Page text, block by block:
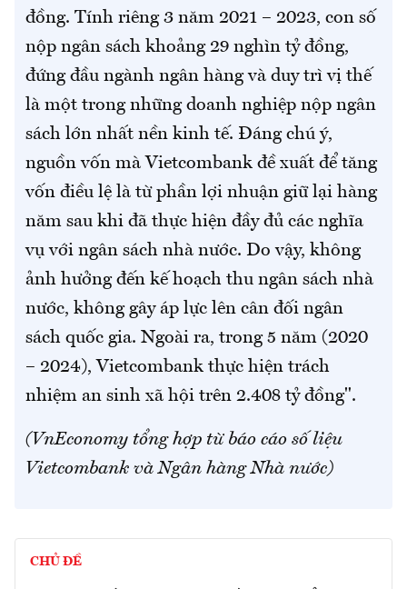
đồng. Tính riêng 3 năm 2021 – 2023, con số
nộp ngân sách khoảng 29 nghìn tỷ đồng,
đứng đầu ngành ngân hàng và duy trì vị thế
là một trong những doanh nghiệp nộp ngân
sách lớn nhất nền kinh tế. Đáng chú ý,
nguồn vốn mà Vietcombank đề xuất để tăng
vốn điều lệ là từ phần lợi nhuận giữ lại hàng
năm sau khi đã thực hiện đầy đủ các nghĩa
vụ với ngân sách nhà nước. Do vậy, không
ảnh hưởng đến kế hoạch thu ngân sách nhà
nước, không gây áp lực lên cân đối ngân
sách quốc gia. Ngoài ra, trong 5 năm (2020
– 2024), Vietcombank thực hiện trách
nhiệm an sinh xã hội trên 2.408 tỷ đồng".
(VnEconomy tổng hợp từ báo cáo số liệu
Vietcombank và Ngân hàng Nhà nước)
CHỦ ĐỀ